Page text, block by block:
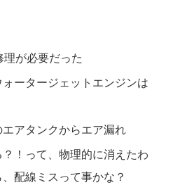
が必要だった
ータージェットエンジンは
アタンクからエア漏れ
！って、物理的に消えたわ
配線ミスって事かな？